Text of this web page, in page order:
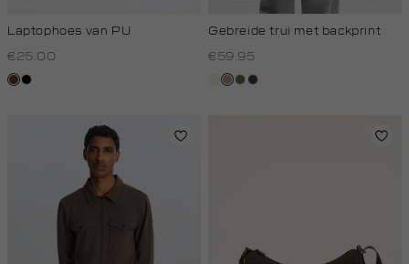
Laptophoes van PU
€25.00
donkerbruin
zwart
Gebreide trui met backprint
€59.95
wit,taupe,
groen,
choco